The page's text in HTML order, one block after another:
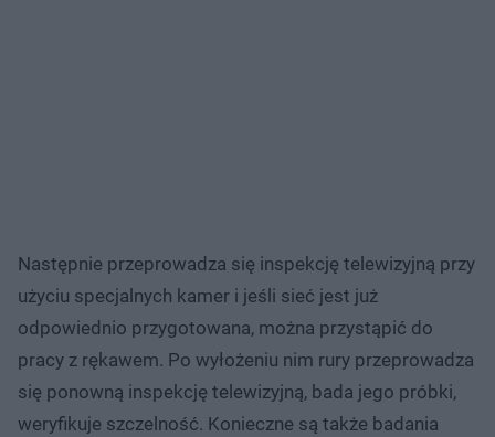
Następnie przeprowadza się inspekcję telewizyjną przy
użyciu specjalnych kamer i jeśli sieć jest już
odpowiednio przygotowana, można przystąpić do
pracy z rękawem. Po wyłożeniu nim rury przeprowadza
się ponowną inspekcję telewizyjną, bada jego próbki,
weryfikuje szczelność. Konieczne są także badania